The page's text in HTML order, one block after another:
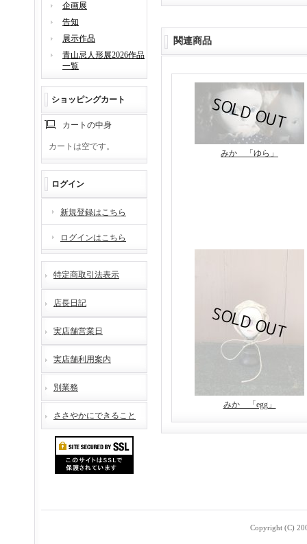
企画展
告知
展示作品
青山忌人形展2026作品
一覧
ショッピングカート
カートの中身
カートは空です。
ログイン
新規登録はこちら
ログインはこちら
特定商取引法表示
店長日記
実店舗営業日
実店舗利用案内
別業務
ささやかにできること
関連商品
みか 「ゆら」
みか 「egg」
Copyright (C)